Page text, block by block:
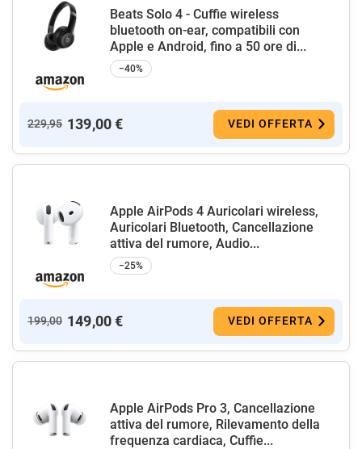
Beats Solo 4 - Cuffie wireless
bluetooth on-ear, compatibili con
Apple e Android, fino a 50 ore di...
−40%
229,95 139,00 € VEDI OFFERTA
Apple AirPods 4 Auricolari wireless,
Auricolari Bluetooth, Cancellazione
attiva del rumore, Audio...
−25%
199,00 149,00 € VEDI OFFERTA
Apple AirPods Pro 3, Cancellazione
attiva del rumore, Rilevamento della
frequenza cardiaca, Cuffie...